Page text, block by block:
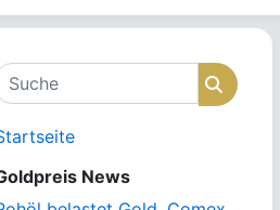
Suche
News